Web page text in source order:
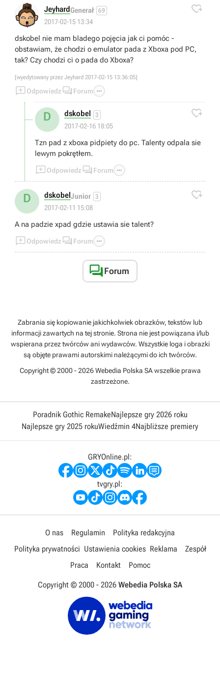
JeyhardGenerał 69
2017-02-15 13:34

dskobel nie mam bladego pojęcia jak ci pomóc -
obstawiam, że chodzi o emulator pada z Xboxa pod PC,
tak? Czy chodzi ci o pada do Xboxa?
[wyedytowany przez Jeyhard 2017-02-15 13:36:05]
Odpowiedz  Forum 
D dskobel 3
2017-02-16 18:05

Tzn pad z xboxa pidpiety do pc. Talenty odpala sie
lewym pokrętłem.
Odpowiedz  Forum 
D dskobel Junior 3
2017-02-11 15:08

A na padzie xpad gdzie ustawia sie talent?
Odpowiedz  Forum 
Forum
Zabrania się kopiowanie jakichkolwiek obrazków, tekstów lub
informacji zawartych na tej stronie. Strona nie jest powiązana i/lub
wspierana przez twórców ani wydawców. Wszystkie loga i obrazki
są objęte prawami autorskimi należącymi do ich twórców.
Copyright © 2000 - 2026 Webedia Polska SA wszelkie prawa
zastrzeżone.
Poradnik Gothic RemakeNajlepsze gry 2026 roku
Najlepsze gry 2025 rokuWiedźmin 4Najbliższe premiery
GRYOnline.pl:
tvgry.pl:
O nas Regulamin
Polityka redakcyjna
Polityka prywatności Ustawienia cookies Reklama
Zespół
Praca
Kontakt Pomoc
Copyright © 2000 - 2026 Webedia Polska SA